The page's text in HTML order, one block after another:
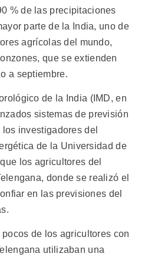
% de las precipitaciones
parte de la India, uno de
agrícolas del mundo,
que se extienden
a septiembre.
de la India (IMD, en
sistemas de previsión
investigadores del
de la Universidad de
los agricultores del
donde se realizó el
en las previsiones del
de los agricultores con
utilizaban una